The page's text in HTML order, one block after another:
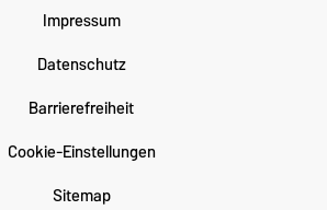
Impressum
Datenschutz
Barrierefreiheit
Cookie-Einstellungen
Sitemap